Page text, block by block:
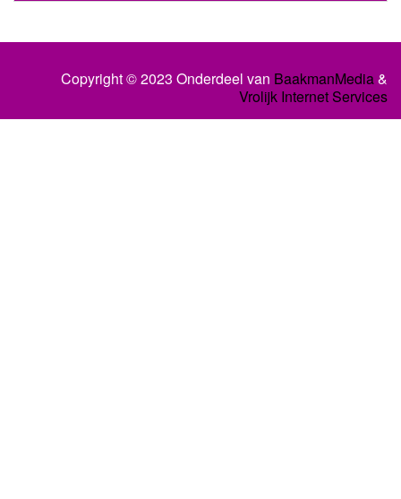
Copyright © 2023 Onderdeel van BaakmanMedia&
Vrolijk Internet Services